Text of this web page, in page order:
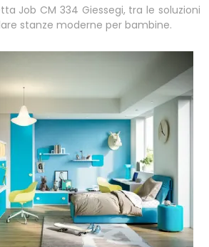
Job CM 334 Giessegi, tra le soluzioni
stanze moderne per bambine.